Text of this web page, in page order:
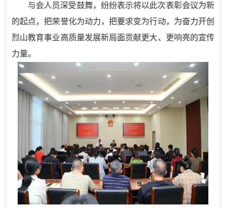
与会人员深受鼓舞，纷纷表示将以此次表彰会议为新
的起点，把荣誉化为动力，把要求变为行动，为奋力开创
烈山教育事业高质量发展新局面贡献更大、更响亮的宣传
力量。